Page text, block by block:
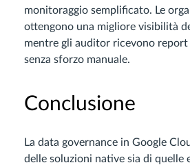
monitoraggio semplificato. Le
ottengono una migliore visibilità
mentre gli auditor ricevono report
senza sforzo manuale.
Conclusione
La data governance in Google
delle soluzioni native sia di quelle